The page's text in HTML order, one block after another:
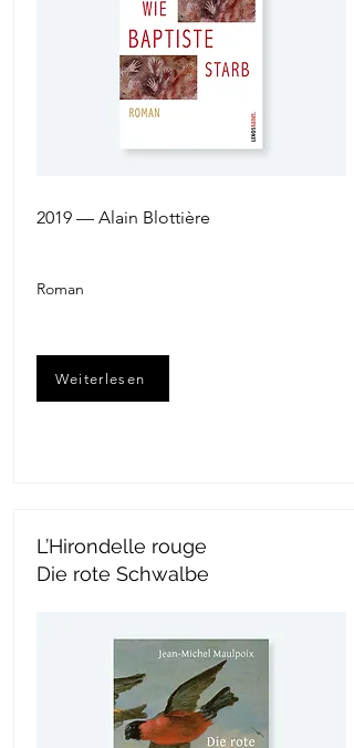
2019 — Alain Blottière
Roman
Weiterlesen
L’Hirondelle rouge
Die rote Schwalbe